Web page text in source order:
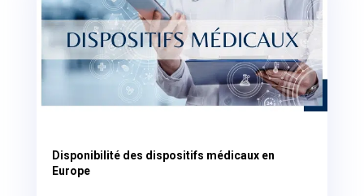
Disponibilité des dispositifs médicaux en
Europe